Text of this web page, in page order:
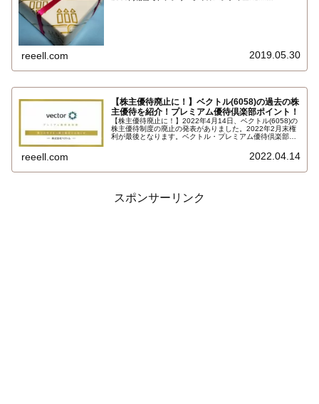
reeell.com 2019.05.30
【株主優待廃止に！】ベクトル(6058)の過去の株
主優待を紹介！プレミアム優待倶楽部ポイント！
【株主優待廃止に！】2022年4月14日、ベクトル(6058)の
株主優待制度の廃止の発表がありました。2022年2月末権
利が最後となります。ベクトル・プレミアム優待倶楽部の
場合、次年度2023年2月末権利（交換期限2023年7月末
reeell.com 2022.04.14
スポンサーリンク